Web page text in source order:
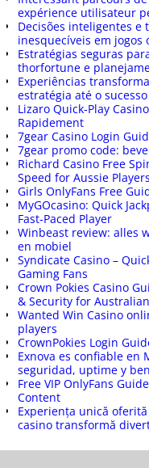
expérience utilisateur
Decisões inteligentes
inesquecíveis em jogos
Estratégias seguras
thorfortune e
Experiências
estratégia até o
Lizaro Quick‑Play
Rapidement
7gear Casino Login
7gear promo code:
Richard Casino Free
Speed for Aussie Players
Girls OnlyFans Free
MyGOcasino: Quick
Fast‑Paced Player
Winbeast review: alles
en mobiel
Syndicate Casino –
Gaming Fans
Crown Pokies Casino
& Security for
Wanted Win Casino
players
CrownPokies Login
Exnova es confiable en
seguridad, uptime y
Free VIP OnlyFans
Content
Experiența unică
casino transformă